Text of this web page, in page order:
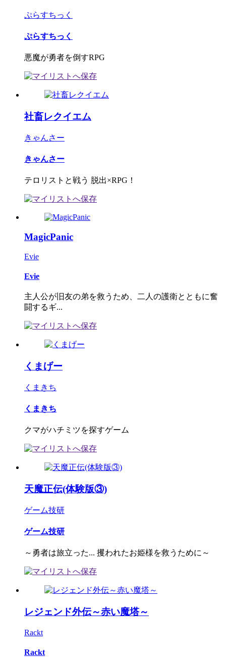
ぷらすちっく
ぷらすちっく
悪魔が勇者を倒すRPG
社畜レクイエム
きゃんさー
きゃんさー
テロリストと戦う 脱出×RPG！
MagicPanic
Evie
Evie
主人公が旧友の弟を救うため、二人の護衛とともに奮
闘するギ...
くまげー
くまきち
くまきち
クマがハチミツを探すゲーム
天魔正伝(体験版③)
ゲーム技研
ゲーム技研
～勇者は旅立った... 攫われたお姫様を救うために～
レジェンド外伝～赤い魔塔～
Rackt
Rackt